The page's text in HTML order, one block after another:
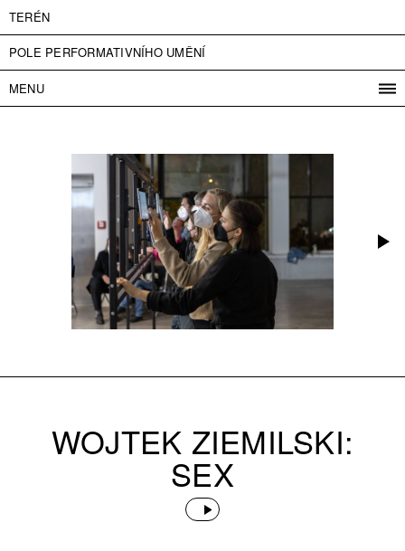
TERÉN
POLE PERFORMATIVNÍHO UMĚNÍ
MENU
PARTNEŘI
ENGLISH
WOJTEK ZIEMILSKI:
SEX